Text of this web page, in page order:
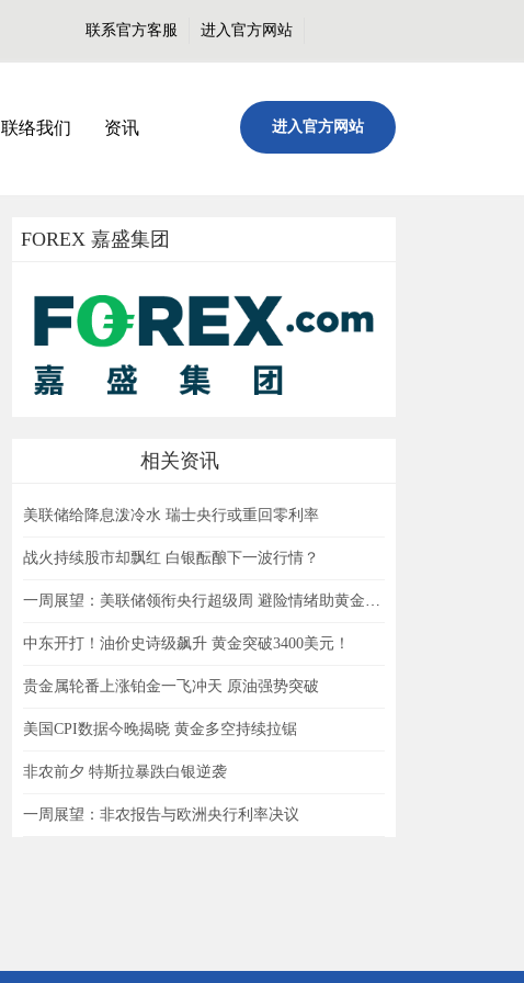
进入官方网站
联系官方客服
联络我们 资讯 进入官方网站
FOREX 嘉盛集团
相关资讯
美联储给降息泼冷水 瑞士央行或重回零利率
战火持续股市却飘红 白银酝酿下一波行情？
中东开打！油价史诗级飙升 黄金突破3400美元！
贵金属轮番上涨铂金一飞冲天 原油强势突破
美国CPI数据今晚揭晓 黄金多空持续拉锯
非农前夕 特斯拉暴跌白银逆袭
一周展望：非农报告与欧洲央行利率决议